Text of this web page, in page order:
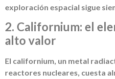
exploración espacial sigue
2. Californium: el
alto valor
El californium, un metal
reactores nucleares, cuesta